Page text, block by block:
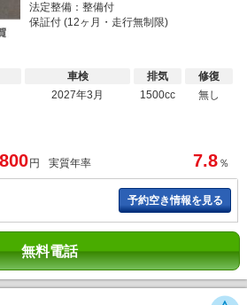
法定整備：整備付
保証付 (12ヶ月・走行無制限)
車検
2027年3月
排気
1500cc
修復
無し
円 実質年率 7.8 ％
予約空き情報を見る
無料電話